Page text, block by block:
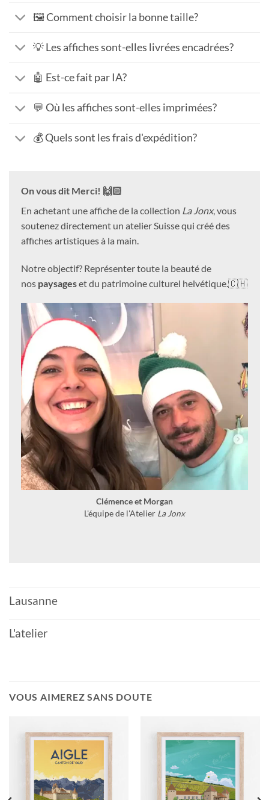
🖼️ Comment choisir la bonne taille?
💡 Les affiches sont-elles livrées encadrées?
🤖 Est-ce fait par IA?
💬 Où les affiches sont-elles imprimées?
💰 Quels sont les frais d'expédition?
On vous dit Merci! 🙌🏻
En achetant une affiche de la collection La Jonx, vous
soutenez directement un atelier Suisse qui créé des
affiches artistiques à la main.
Notre objectif? Représenter toute la beauté de
nos paysageset du patrimoine culturel helvétique.🇨🇭
Clémence et Morgan
L'équipe de l'Atelier La Jonx
Lausanne
L'atelier
VOUS AIMEREZ SANS DOUTE